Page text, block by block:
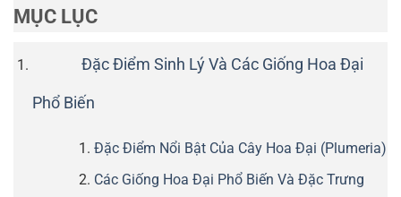
MỤC LỤC
Đặc Điểm Sinh Lý Và Các Giống Hoa Đại
Phổ Biến
Đặc Điểm Nổi Bật Của Cây Hoa Đại (Plumeria)
Các Giống Hoa Đại Phổ Biến Và Đặc Trưng